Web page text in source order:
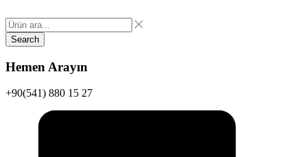
Search
Hemen Arayın
+90(541) 880 15 27